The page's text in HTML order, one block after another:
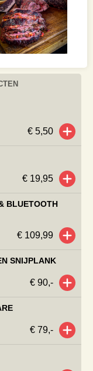
€ 5,50
€ 19,95
BLUETOOTH
€ 109,99
SNIJPLANK
€ 90,-
€ 79,-